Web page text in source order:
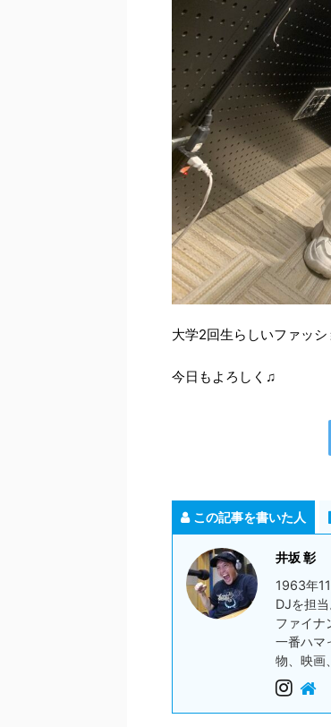
大学2回生らしいファッ
今日もよろしく♫
この記事を書いた人
井坂 彰
1963年
DJを担
ファイナ
一番ハマ
物、映画